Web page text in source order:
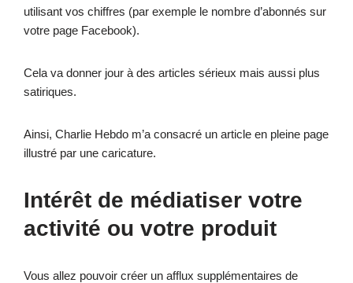
utilisant vos chiffres (par exemple le nombre d’abonnés sur
votre page Facebook).
Cela va donner jour à des articles sérieux mais aussi plus
satiriques.
Ainsi, Charlie Hebdo m’a consacré un article en pleine page
illustré par une caricature.
Intérêt de médiatiser votre
activité ou votre produit
Vous allez pouvoir créer un afflux supplémentaires de